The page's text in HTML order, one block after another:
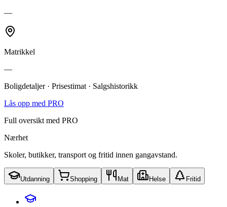
—
Matrikkel
—
Boligdetaljer · Prisestimat · Salgshistorikk
Lås opp med PRO
Full oversikt med PRO
Nærhet
Skoler, butikker, transport og fritid innen gangavstand.
Utdanning Shopping Mat Helse Fritid